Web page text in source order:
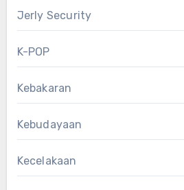
Jerly Security
K-POP
Kebakaran
Kebudayaan
Kecelakaan